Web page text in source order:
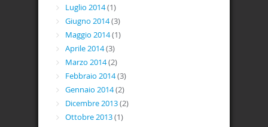
Luglio 2014(1)
Giugno 2014(3)
Maggio 2014(1)
Aprile 2014(3)
Marzo 2014(2)
Febbraio 2014(3)
Gennaio 2014(2)
Dicembre 2013(2)
Ottobre 2013(1)